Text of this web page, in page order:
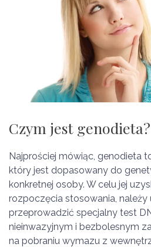
Czym jest genodieta?
Najprościej mówiąc, genodieta
który jest dopasowany do
konkretnej osoby. W celu jej
rozpoczęcia stosowania, należy
przeprowadzić specjalny test
nieinwazyjnym i bezbolesnym
na pobraniu wymazu z